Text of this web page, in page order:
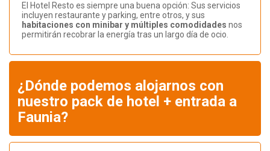
El Hotel Resto es siempre una buena opción: Sus servicios
incluyen restaurante y parking, entre otros, y sus
habitaciones con minibar y múltiples comodidades nos
permitirán recobrar la energía tras un largo día de ocio.
¿Dónde podemos alojarnos con
nuestro pack de hotel + entrada a
Faunia?